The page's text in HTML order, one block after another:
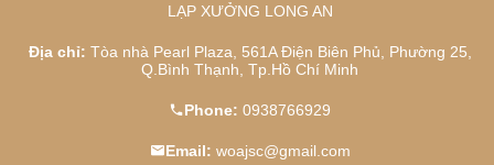
LẠP XƯỞNG LONG AN
Địa chỉ: Tòa nhà Pearl Plaza, 561A Điện Biên Phủ, Phường 25,
Q.Bình Thạnh, Tp.Hồ Chí Minh
Phone: 0938766929
Email: woajsc@gmail.com